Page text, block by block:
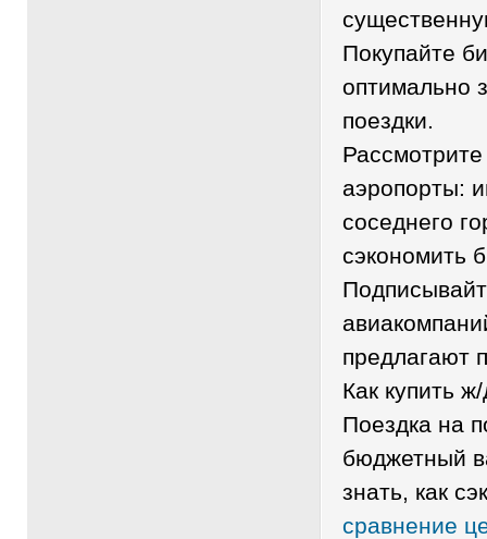
Покупайте
оптимально
поездки.
аэропорты:
соседнего
сэкономить
предлагают
Как купить
Поездка на
бюджетный
знать, как
сравнение